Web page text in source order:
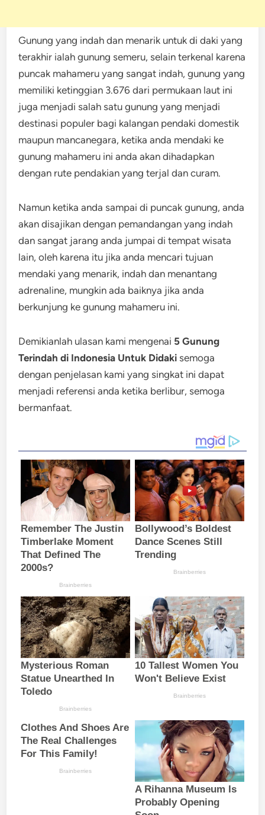
Gunung yang indah dan menarik untuk di daki yang
terakhir ialah gunung semeru, selain terkenal karena
puncak mahameru yang sangat indah, gunung yang
memiliki ketinggian 3.676 dari permukaan laut ini
juga menjadi salah satu gunung yang menjadi
destinasi populer bagi kalangan pendaki domestik
maupun mancanegara, ketika anda mendaki ke
gunung mahameru ini anda akan dihadapkan
dengan rute pendakian yang terjal dan curam.
Namun ketika anda sampai di puncak gunung, anda
akan disajikan dengan pemandangan yang indah
dan sangat jarang anda jumpai di tempat wisata
lain, oleh karena itu jika anda mencari tujuan
mendaki yang menarik, indah dan menantang
adrenaline, mungkin ada baiknya jika anda
berkunjung ke gunung mahameru ini.
Demikianlah ulasan kami mengenai 5 Gunung
Terindah di Indonesia Untuk Didaki semoga
dengan penjelasan kami yang singkat ini dapat
menjadi referensi anda ketika berlibur, semoga
bermanfaat.